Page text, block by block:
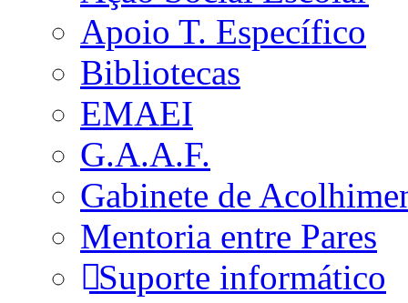
Apoio T. Específico
Bibliotecas
EMAEI
G.A.A.F.
Gabinete de
Mentoria entre Pares
Suporte informático